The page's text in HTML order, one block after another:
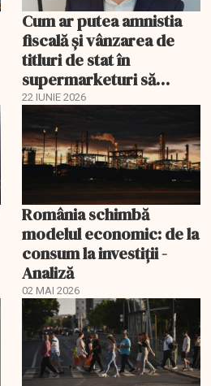
Cum ar putea amnistia
fiscală și vânzarea de
titluri de stat în
supermarketuri să
salveze bugetul
României
22 IUNIE 2026
România schimbă
modelul economic: de la
consum la investiții -
Analiză
02 MAI 2026